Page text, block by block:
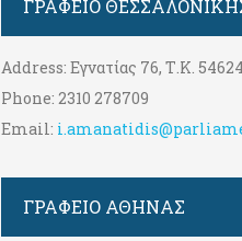
ΓΡΑΦΕΊΟ
Address: Εγνατίας 76, Τ.Κ. 54624
Phone: 2310 278709
Email:
ΓΡΑΦΕΊΟ ΑΘΉΝΑΣ